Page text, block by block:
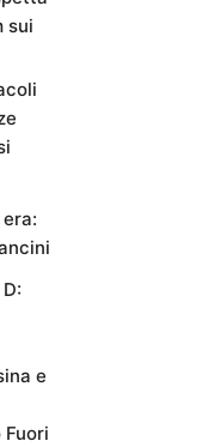
sui
e
Fuori